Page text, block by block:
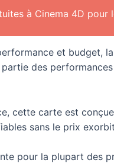
à Cinema 4D pour
et budget, la
des
cette carte est
sans le prix
pour la plupart des